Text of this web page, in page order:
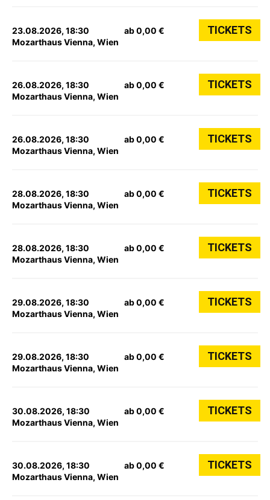
23.08.2026, 18:30
Mozarthaus Vienna, Wien
ab 0,00 € TICKETS
26.08.2026, 18:30
Mozarthaus Vienna, Wien
ab 0,00 € TICKETS
26.08.2026, 18:30
Mozarthaus Vienna, Wien
ab 0,00 € TICKETS
28.08.2026, 18:30
Mozarthaus Vienna, Wien
ab 0,00 € TICKETS
28.08.2026, 18:30
Mozarthaus Vienna, Wien
ab 0,00 € TICKETS
29.08.2026, 18:30
Mozarthaus Vienna, Wien
ab 0,00 € TICKETS
29.08.2026, 18:30
Mozarthaus Vienna, Wien
ab 0,00 € TICKETS
30.08.2026, 18:30
Mozarthaus Vienna, Wien
ab 0,00 € TICKETS
30.08.2026, 18:30
Mozarthaus Vienna, Wien
ab 0,00 € TICKETS